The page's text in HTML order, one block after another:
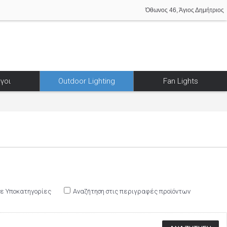
Όθωνος 46, Άγιος Δημήτριος
Outdoor Lighting Fan Lights
Υποκατηγορίες Αναζήτηση στις περιγραφές προϊόντων